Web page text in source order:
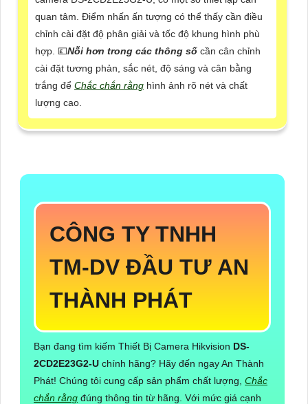
quan tâm. Điểm nhấn ấn tượng có thể thấy cần điều
chỉnh cài đặt độ phân giải và tốc độ khung hình phù
hợp. 💷Nỗi hơn trong các thông số cần cân chỉnh
cài đặt tương phản, sắc nét, độ sáng và cân bằng
trắng để Chắc chắn rằng hình ảnh rõ nét và chất
lượng cao.
CÔNG TY TNHH
TM-DV ĐẦU TƯ AN
THÀNH PHÁT
Bạn đang tìm kiếm Thiết Bị Camera Hikvision DS-
2CD2E23G2-U chính hãng? Hãy đến ngay An Thành
Phát! Chúng tôi cung cấp sản phẩm chất lượng, Chắc
chắn rằng đúng thông tin từ hãng. Với mức giá cạnh